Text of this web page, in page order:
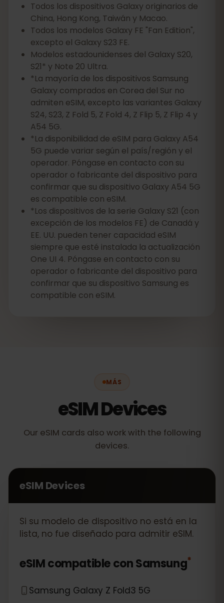
Todos los dispositivos Galaxy originarios de
China, Hong Kong, Taiwán y Macao.
Todos los modelos Galaxy FE "Fan Edition",
excepto el Galaxy S23 FE.
Modelos estadounidenses del Galaxy S20,
S21* y Note 20 Ultra.
*La mayoría de los dispositivos Samsung
Galaxy comprados en Corea del Sur no
admiten eSIM, excepto las variantes Galaxy
S24, S23, Z Fold 5, Z Fold 4, Z Flip 5, Z Flip 4 y
A54 5G.
*La disponibilidad de eSIM para Galaxy A54
5G puede variar según el país/región y el
operador. Póngase en contacto con su
operador o fabricante del dispositivo para
confirmar que su dispositivo Galaxy A54 5G
es compatible con eSIM.
*Los dispositivos de la serie Galaxy S21 (con
excepción de los modelos FE) de Canadá y
EE. UU. pueden tener capacidad eSIM
siempre que esté instalada la actualización
One UI 4. Póngase en contacto con su
operador o fabricante del dispositivo para
confirmar que su dispositivo Samsung es
compatible con eSIM.
MÁS
eSIM Devices
Our eSIM cards also work with the following
devices.
eSIM Devices
Si su modelo de dispositivo no está en la
lista, no fue diseñado para admitir eSIM.
eSIM compatible conSamsung*
Samsung Galaxy Z Fold3 5G